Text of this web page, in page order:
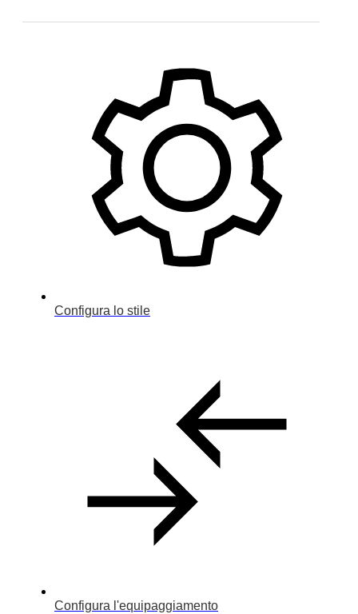
Configura lo stile
Configura l'equipaggiamento